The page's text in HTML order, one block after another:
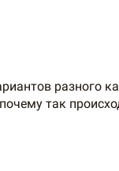
разного
так